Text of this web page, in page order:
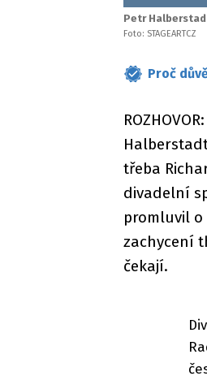
Petr
Foto: STAGEARTCZ
Proč
třeba
divadelní
promluvil o
zachycení
čekají.